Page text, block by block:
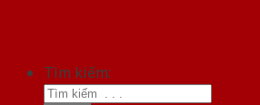
Tìm kiếm: